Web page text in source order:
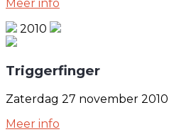
Meer info
2010
Triggerfinger
Zaterdag 27 november 2010
Meer info